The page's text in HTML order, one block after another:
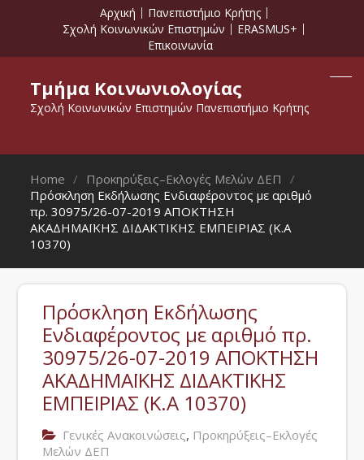
Αρχική
Πανεπιστήμιο Κρήτης
Σχολή Κοινωνικών Επιστημών
ERASMUS+
Επικοινωνία
Τμήμα Κοινωνιολογίας
Σχολή Κοινωνικών Επιστημών Πανεπιστήμιο Κρήτης
Home
Προκηρύξεις–Εκλογές Μελών ΔΕΠ
Πρόσκληση Εκδήλωσης Ενδιαφέροντος με αριθμό
πρ. 30975/26-07-2019 ΑΠΟΚΤΗΣΗ
ΑΚΑΔΗΜΑΪΚΗΣ ΔΙΔΑΚΤΙΚΗΣ ΕΜΠΕΙΡΙΑΣ (Κ.Α
10370)
Πρόσκληση Εκδήλωσης
Ενδιαφέροντος με αριθμό πρ.
30975/26-07-2019 ΑΠΟΚΤΗΣΗ
ΑΚΑΔΗΜΑΪΚΗΣ ΔΙΔΑΚΤΙΚΗΣ
ΕΜΠΕΙΡΙΑΣ (Κ.Α 10370)
Γενικές Ανακοινώσεις, Προκηρύξεις–Εκλογές
Μελών ΔΕΠ